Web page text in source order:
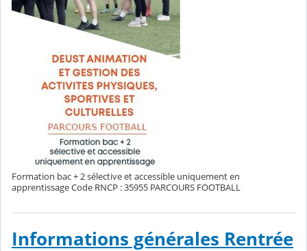
Formation bac + 2 sélective et accessible uniquement en
apprentissage Code RNCP : 35955 PARCOURS FOOTBALL
Informations générales Rentrée